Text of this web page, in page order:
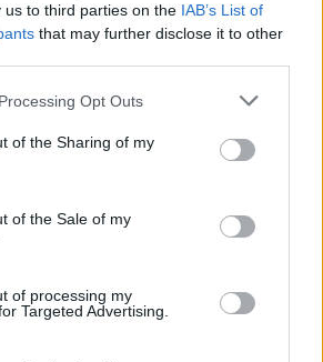
us to third parties on the IAB’s List of
that may further disclose it to other
website/app uses one or more Google
or usage behaviour. You may click to
to Google and its third-party tags to
specified purposes in below Google
Opt Outs
of the Sharing of my
of the Sale of my
of processing my
Targeted Advertising.